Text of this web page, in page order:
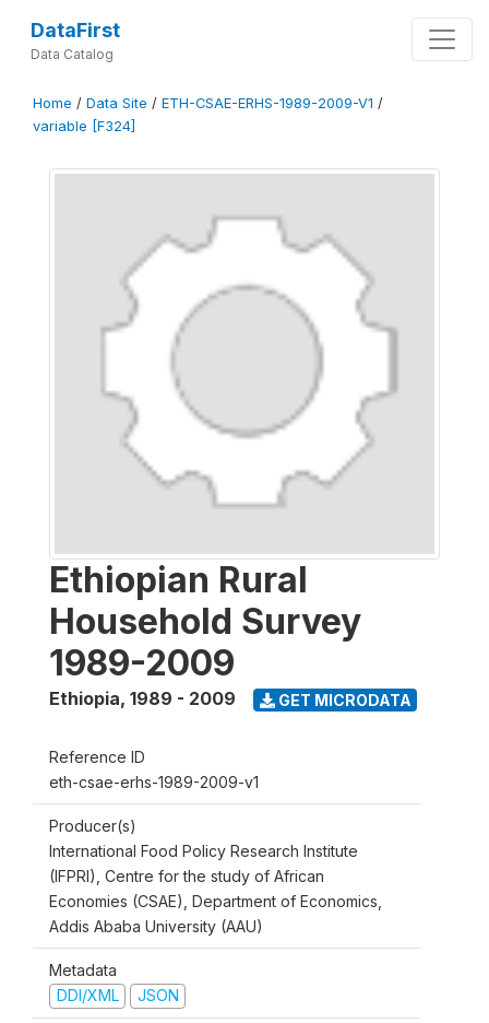
DataFirst
Data Catalog
Home / Data Site / ETH-CSAE-ERHS-1989-2009-V1 /
variable [F324]
Ethiopian Rural
Household Survey
1989-2009
Ethiopia, 1989 - 2009 GET MICRODATA
Reference ID
eth-csae-erhs-1989-2009-v1
Producer(s)
International Food Policy Research Institute
(IFPRI), Centre for the study of African
Economies (CSAE), Department of Economics,
Addis Ababa University (AAU)
Metadata
DDI/XML
JSON